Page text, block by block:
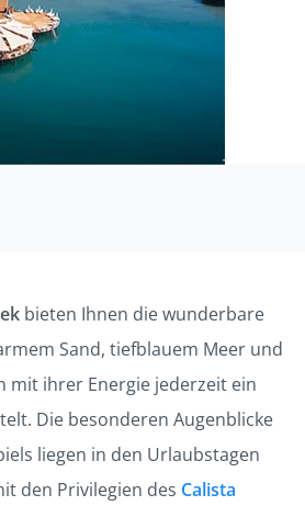
bieten Ihnen die wunderbare
Sand, tiefblauem Meer und
mit ihrer Energie jederzeit ein
Die besonderen Augenblicke
liegen in den Urlaubstagen
den Privilegien des Calista